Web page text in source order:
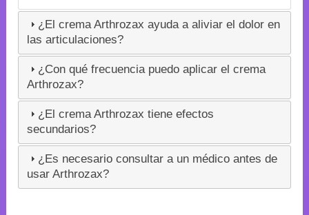
¿El crema Arthrozax ayuda a aliviar el dolor en
las articulaciones?
¿Con qué frecuencia puedo aplicar el crema
Arthrozax?
¿El crema Arthrozax tiene efectos
secundarios?
¿Es necesario consultar a un médico antes de
usar Arthrozax?